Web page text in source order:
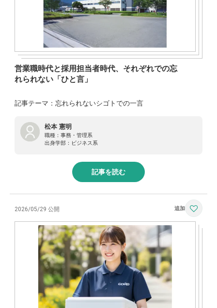
営業職時代と採用担当者時代、それぞれでの忘
れられない「ひと言」
記事テーマ：忘れられないシゴトでの一言
松本 憲明
職種： 事務・管理系
出身学部： ビジネス系
記事を読む
2026/05/29 公開